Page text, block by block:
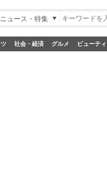
ニュース・特集
社会・経済 グルメ ビューティ